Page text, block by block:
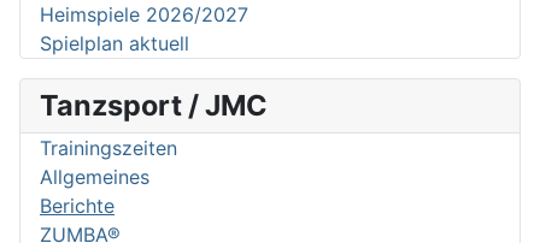
Heimspiele 2026/2027
Spielplan aktuell
Tanzsport / JMC
Trainingszeiten
Allgemeines
Berichte
ZUMBA®